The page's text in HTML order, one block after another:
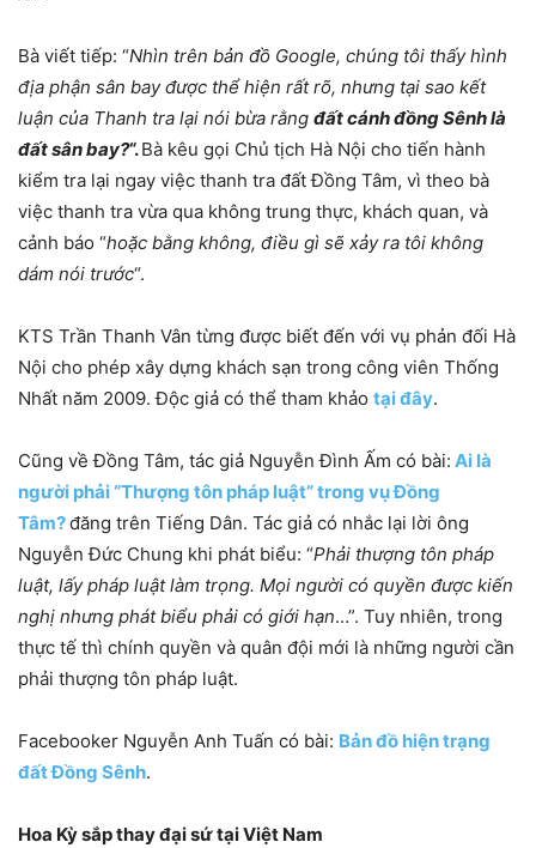
Bà viết tiếp: “Nhìn trên bản đồ Google, chúng tôi thấy hình
địa phận sân bay được thể hiện rất rõ, nhưng tại sao kết
luận của Thanh tra lại nói bừa rằng đất cánh đồng Sênh là
đất sân bay?“.Bà kêu gọi Chủ tịch Hà Nội cho tiến hành
kiểm tra lại ngay việc thanh tra đất Đồng Tâm, vì theo bà
việc thanh tra vừa qua không trung thực, khách quan, và
cảnh báo “hoặc bằng không, điều gì sẽ xảy ra tôi không
dám nói trước“.
KTS Trần Thanh Vân từng được biết đến với vụ phản đối Hà
Nội cho phép xây dựng khách sạn trong công viên Thống
Nhất năm 2009. Độc giả có thể tham khảo tại đây.
Cũng về Đồng Tâm, tác giả Nguyễn Đình Ấm có bài: Ai là
người phải “Thượng tôn pháp luật” trong vụ Đồng
Tâm?đăng trên Tiếng Dân. Tác giả có nhắc lại lời ông
Nguyễn Đức Chung khi phát biểu: “Phải thượng tôn pháp
luật, lấy pháp luật làm trọng. Mọi người có quyền được kiến
nghị nhưng phát biểu phải có giới hạn…”. Tuy nhiên, trong
thực tế thì chính quyền và quân đội mới là những người cần
phải thượng tôn pháp luật.
Facebooker Nguyễn Anh Tuấn có bài: Bản đồ hiện trạng
đất Đồng Sênh.
Hoa Kỳ sắp thay đại sứ tại Việt Nam